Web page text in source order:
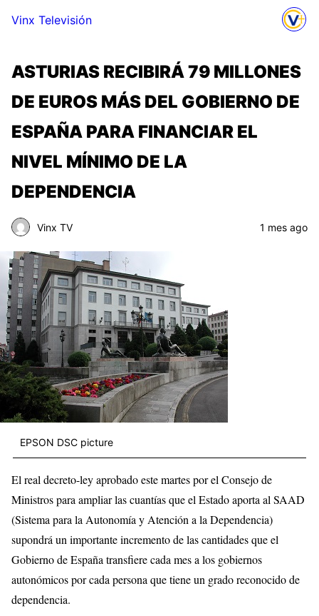
Vinx Televisión
ASTURIAS RECIBIRÁ 79 MILLONES
DE EUROS MÁS DEL GOBIERNO DE
ESPAÑA PARA FINANCIAR EL
NIVEL MÍNIMO DE LA
DEPENDENCIA
Vinx TV 1 mes ago
EPSON DSC picture
El real decreto-ley aprobado este martes por el Consejo de
Ministros para ampliar las cuantías que el Estado aporta al SAAD
(Sistema para la Autonomía y Atención a la Dependencia)
supondrá un importante incremento de las cantidades que el
Gobierno de España transfiere cada mes a los gobiernos
autonómicos por cada persona que tiene un grado reconocido de
dependencia.